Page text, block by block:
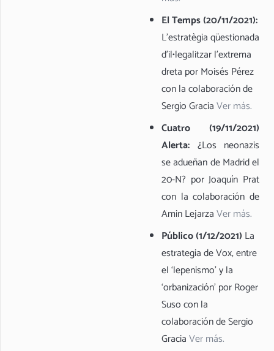
El Temps (20/11/2021):
L’estratègia qüestionada
d’il•legalitzar l’extrema
dreta por Moisés Pérez
con la colaboración de
Sergio GraciaVer más.
Cuatro (19/11/2021)
Alerta: ¿Los neonazis
se adueñan de Madrid el
20-N? por Joaquín Prat
con la colaboración de
Amin LejarzaVer más.
Público (1/12/2021) La
estrategia de Vox, entre
el ‘lepenismo’ y la
‘orbanización’ por Roger
Suso con la
colaboración de Sergio
GraciaVer más.